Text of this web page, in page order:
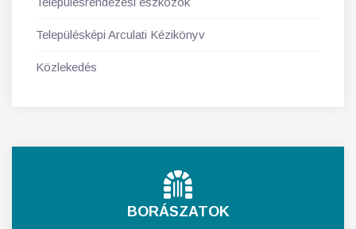
Településképi Arculati Kézikönyv
Közlekedés
BORÁSZATOK